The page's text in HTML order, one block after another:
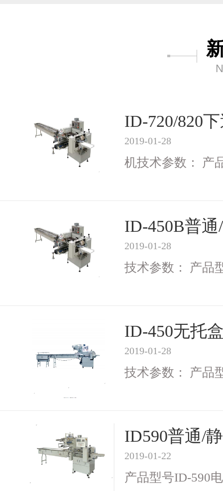
ID-720/820
2019-01-28
机技术参数： 产
ID-450B普
2019-01-28
技术参数： 产品
ID-450无托
2019-01-28
技术参数： 产品
ID590普通/
2019-01-22
产品型号ID-590